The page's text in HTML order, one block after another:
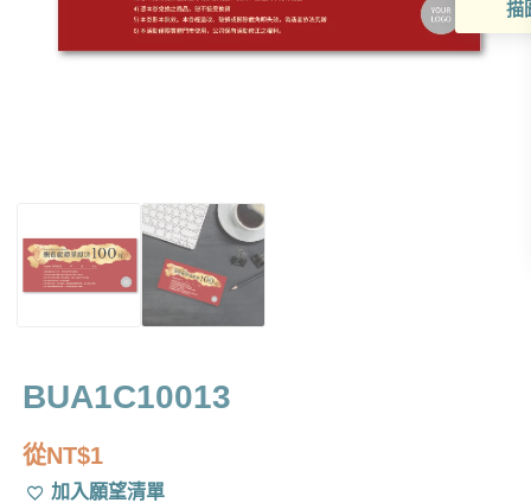
描
BUA1C10013
從NT$1
加入願望清單